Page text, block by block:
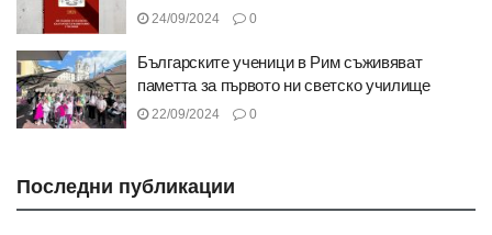
24/09/2024 0
Българските ученици в Рим съживяват
паметта за първото ни светско училище
22/09/2024 0
Последни публикации